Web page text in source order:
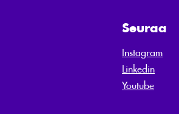
Seuraa
Instagram
Linkedin
Youtube